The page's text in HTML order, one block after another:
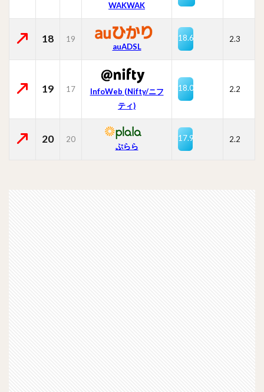
WAKWAK
18
19
auADSL
18.6 2.3
19 17
InfoWeb (Nifty/ニフ
ティ)
18.0 2.2
20 20
ぷらら
17.9 2.2